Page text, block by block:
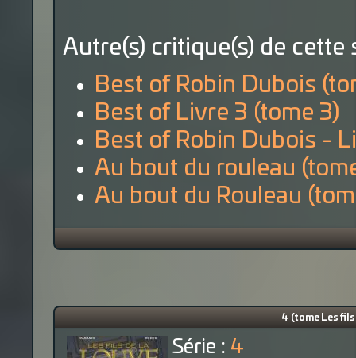
Autre(s) critique(s) de cette
Best of Robin Dubois
Best of Livre 3 (tome 3)
Best of Robin Dubois -
Au bout du rouleau
Au bout du Rouleau
4 (tome Les
Série : 4